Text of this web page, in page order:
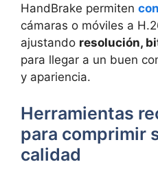
HandBrake permiten
cámaras o móviles a
ajustando resolución,
para llegar a un buen
y apariencia.
Herramientas
para comprimir
calidad